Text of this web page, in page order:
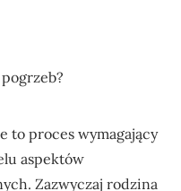
to proces wymagający
aspektów
Zazwyczaj rodzina